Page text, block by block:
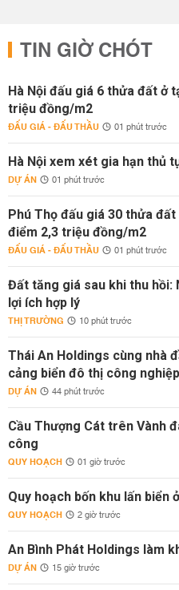
TIN GIỜ CHÓT
Hà Nội đấu giá 6 thửa đất ở
triệu đồng/m2
ĐẤU GIÁ - ĐẤU THẦU 01 phút trước
Hà Nội xem xét gia hạn thủ
DỰ ÁN 01 phút trước
Phú Thọ đấu giá 30 thửa
điểm 2,3 triệu đồng/m2
ĐẤU GIÁ - ĐẤU THẦU 01 phút trước
Đất tăng giá sau khi thu hồi:
lợi ích hợp lý
THỊ TRƯỜNG 10 phút trước
Thái An Holdings cùng nhà
cảng biển đô thị công
DỰ ÁN 44 phút trước
Cầu Thượng Cát trên Vành
công
QUY HOẠCH 01 giờ trước
Quy hoạch bốn khu lấn biển
QUY HOẠCH 2 giờ trước
An Bình Phát Holdings làm
DỰ ÁN 15 giờ trước